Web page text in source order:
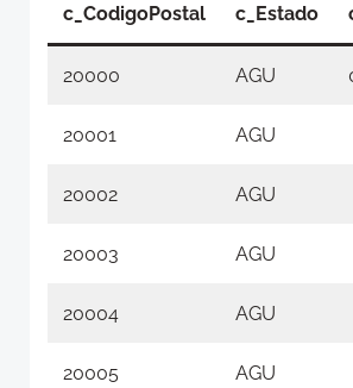
c_CodigoPostal c_Estado
20000 AGU
20001 AGU
20002 AGU
20003 AGU
20004 AGU
20005 AGU